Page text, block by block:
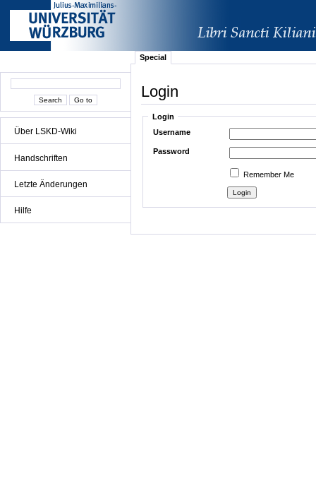
Über LSKD-Wiki
Handschriften
Letzte Änderungen
Hilfe
Special
Login
Login
Username
Password
Remember Me